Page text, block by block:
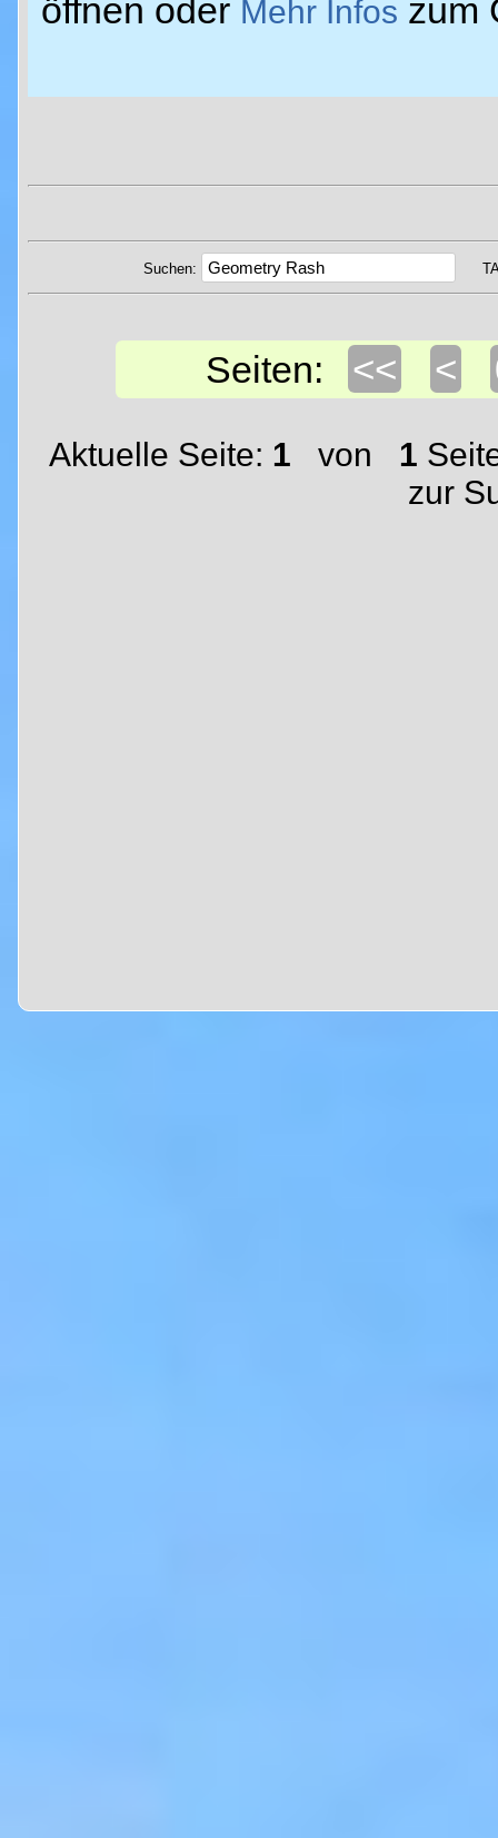
öffnen oder Mehr Infos zum
Suchen:
Seiten: << <
Aktuelle Seite: 1 von 1
zur